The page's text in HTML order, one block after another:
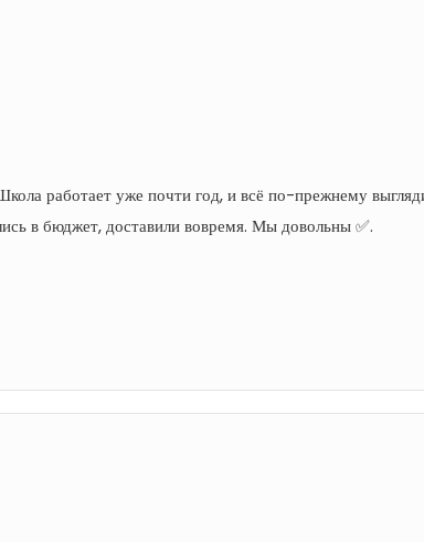
работает уже почти год, и всё по-прежнему
в бюджет, доставили вовремя. Мы довольны ✅.